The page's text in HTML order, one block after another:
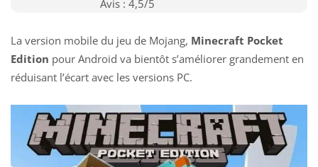
Avis : 4,5/5
La version mobile du jeu de Mojang, Minecraft Pocket
Edition pour Android va bientôt s’améliorer grandement en
réduisant l’écart avec les versions PC.